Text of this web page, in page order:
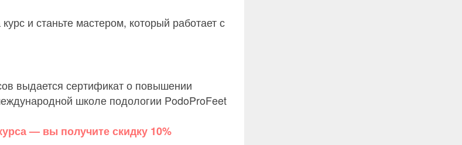
и станьте мастером, который работает с
выдается сертификат о повышении
школе подологии PodoProFeet
— вы получите скидку 10%